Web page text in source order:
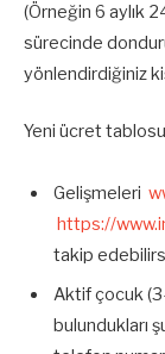
(Örneğin 6 aylık
sürecinde
yönlendirdiğiniz
Yeni ücret
Gelişmeleri
https://
takip
Aktif çocuk
bulundukları